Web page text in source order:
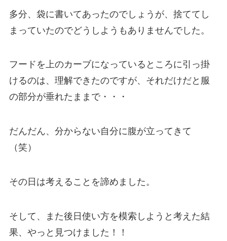
多分、袋に書いてあったのでしょうが、捨ててし
まっていたのでどうしようもありませんでした。
フードを上のカーブになっているところに引っ掛
けるのは、理解できたのですが、それだけだと服
の部分が垂れたままで・・・
だんだん、分からない自分に腹が立ってきて
（笑）
その日は考えることを諦めました。
そして、また後日使い方を模索しようと考えた結
果、やっと見つけました！！